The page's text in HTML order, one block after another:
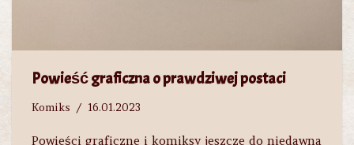
Powieść graficzna o prawdziwej postaci
Komiks 16.01.2023
Powieści graficzne i komiksy jeszcze do niedawna